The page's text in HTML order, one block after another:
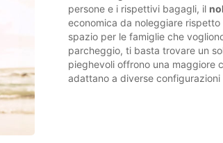
persone e i rispettivi bagagli, il
economica da noleggiare
spazio per le famiglie che
parcheggio, ti basta trovare un
pieghevoli offrono una maggiore
adattano a diverse